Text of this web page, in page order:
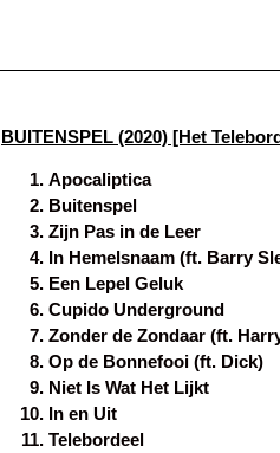
BUITENSPEL (2020) [Het
Apocaliptica
Buitenspel
Zijn Pas in de Leer
In Hemelsnaam (ft. Barry
Een Lepel Geluk
Cupido Underground
Zonder de Zondaar (ft.
Op de Bonnefooi (ft. Dick)
Niet Is Wat Het Lijkt
In en Uit
Telebordeel